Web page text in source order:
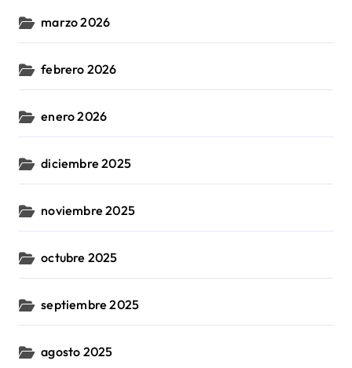
marzo 2026
febrero 2026
enero 2026
diciembre 2025
noviembre 2025
octubre 2025
septiembre 2025
agosto 2025